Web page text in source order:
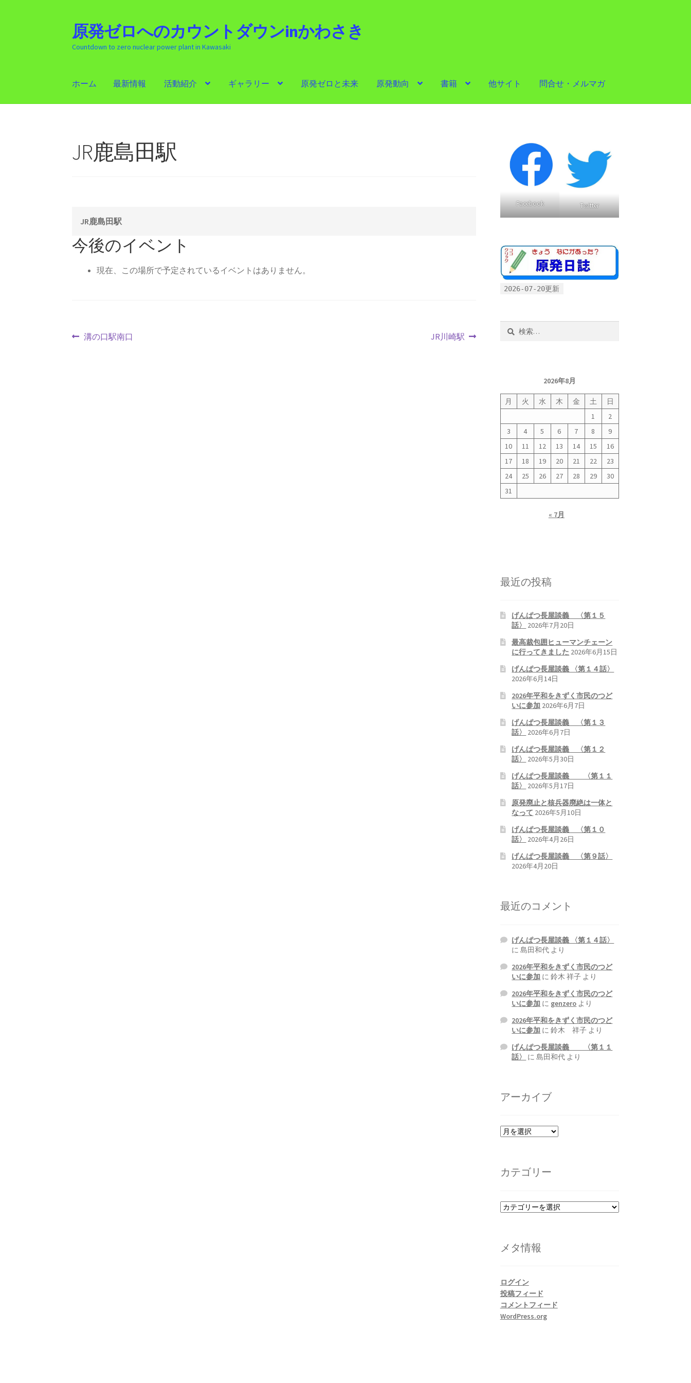
ナ
ビ
ゲ
シ
ン
キ
ッ
コ
ン
テ
ツ
ス
プ
原発ゼロへのカウントダウンinかわさき
Countdown to zero nuclear power plant in Kawasaki
ホーム 最新情報 活動紹介 ギャラリー 原発ゼロと未来 原発動向 書籍 他サイト 問合せ・メルマガ
JR鹿島田駅
JR鹿島田駅
今後のイベント
現在、この場所で予定されているイベントはありません。
投前
溝の口駅南口
次
JR川崎駅
Facebook Twitter
2026-07-20更新
2026年8月
月 火 水 木 金 土
日
1
2
3
4 5 6 7 8
9
10
11 12 13 14 15
16
17
18 19 20 21 22
23
24
25 26 27 28 29
30
31
« 7月
最近の投稿
げんぱつ長屋談義 〈第１５
話〉
2026年7月20日
最高裁包囲ヒューマンチェーン
に行ってきました 2026年6月15日
げんぱつ長屋談義 〈第１４話〉
2026年6月14日
2026年平和をきずく市民のつど
いに参加 2026年6月7日
げんぱつ長屋談義 〈第１３
話〉
2026年6月7日
げんぱつ長屋談義 〈第１２
話〉
2026年5月30日
げんぱつ長屋談義 〈第１１
話〉
2026年5月17日
原発廃止と核兵器廃絶は一体と
なって 2026年5月10日
げんぱつ長屋談義 〈第１０
話〉
2026年4月26日
げんぱつ長屋談義 〈第９話〉
2026年4月20日
最近のコメント
げんぱつ長屋談義 〈第１４話〉
に島田和代 より
2026年平和をきずく市民のつど
いに参加 に鈴木 祥子 より
2026年平和をきずく市民のつど
いに参加 に genzero より
2026年平和をきずく市民のつど
いに参加 に鈴木 祥子 より
げんぱつ長屋談義 〈第１１
話〉
に島田和代 より
アーカイブ
ア
ブ
カテゴリー
カ
ー
メタ情報
ログイン
投稿フィード
コメントフィード
WordPress.org